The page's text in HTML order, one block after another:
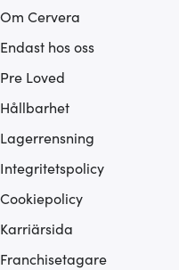
Om Cervera
Endast hos oss
Pre Loved
Hållbarhet
Lagerrensning
Integritetspolicy
Cookiepolicy
Karriärsida
Franchisetagare